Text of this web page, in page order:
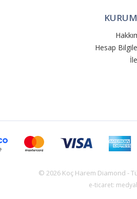
Hesap
© 2026 Koç Harem Diamond -
e-ticaret: